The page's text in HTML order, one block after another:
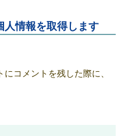
人情報を取得します
コメントを残した際に、